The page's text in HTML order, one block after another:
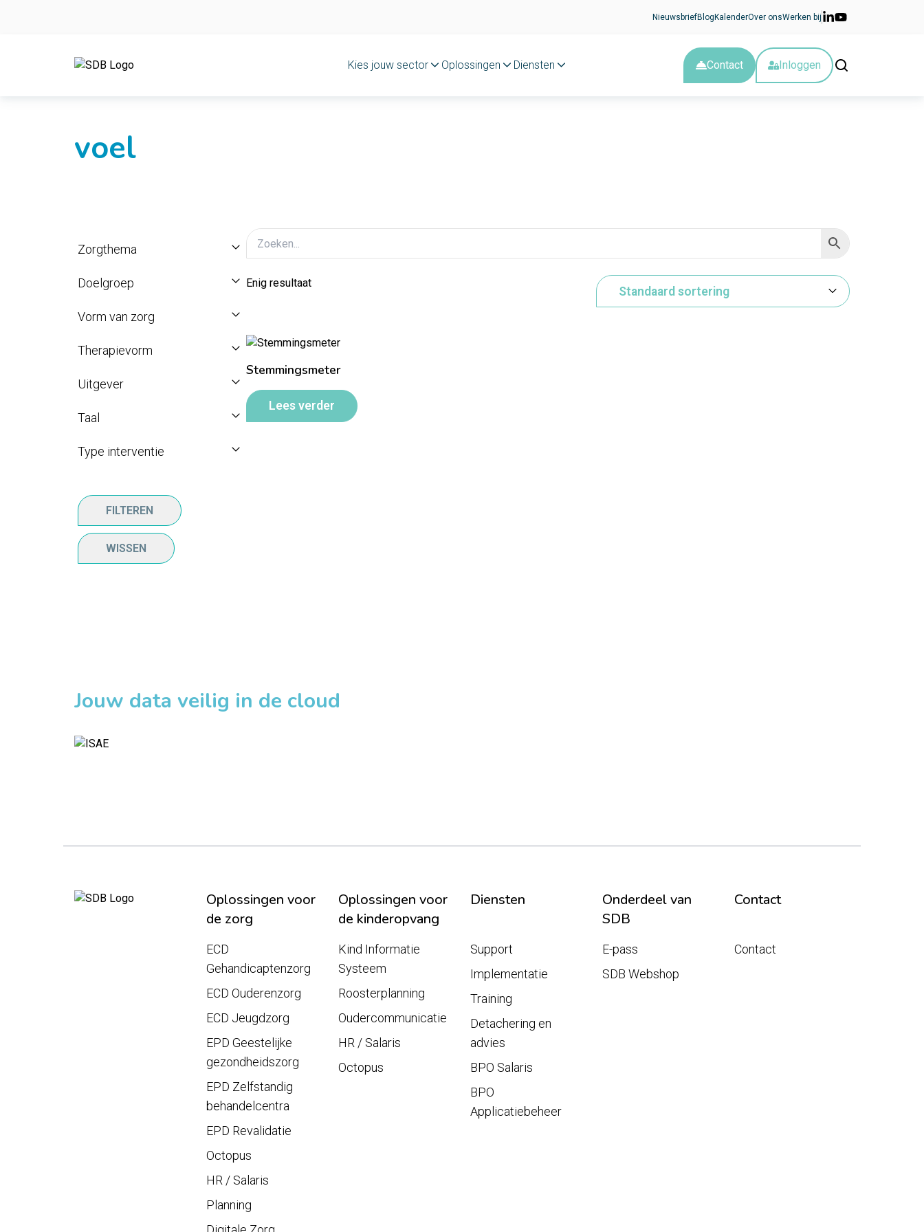
NieuwsbriefBlog KalenderOver onsWerken bij
Kies jouw sector Oplossingen Diensten Contact Inloggen
voel
Zorgthema
Doelgroep
Vorm van zorg
Therapievorm
Uitgever
Taal
Type interventie
FILTEREN
WISSEN
Enig resultaat
Stemmingsmeter
Lees verder
Jouw data veilig in de cloud
Oplossingen voor
de zorg
Oplossingen voor
de kinderopvang
Diensten
Onderdeel van
SDB
Contact
ECD
Gehandicaptenzorg
ECD Ouderenzorg
ECD Jeugdzorg
EPD Geestelijke
gezondheidszorg
EPD Zelfstandig
behandelcentra
EPD Revalidatie
Octopus
HR / Salaris
Planning
Kind Informatie
Systeem
Roosterplanning
Oudercommunicatie
HR / Salaris
Octopus
Support
Implementatie
Training
Detachering en
advies
BPO Salaris
BPO
Applicatiebeheer
E-pass
SDB Webshop
Contact